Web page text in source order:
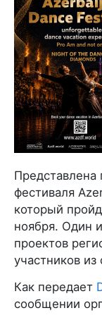
фестиваля
который
ноября. Один
проектов
участников
Как передает
сообщении